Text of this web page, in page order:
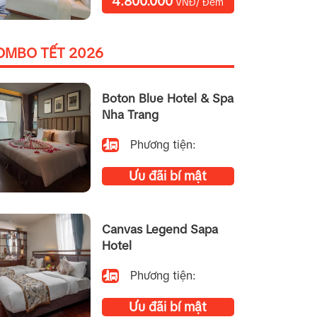
TẾT 2026
Boton Blue Hotel & Spa
Nha Trang
Phương tiện:
Ưu đãi bí mật
Canvas Legend Sapa
Hotel
Phương tiện:
Ưu đãi bí mật